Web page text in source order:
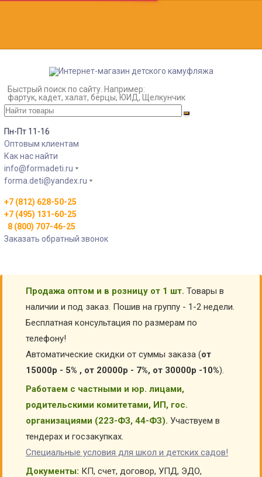
Быстрый поиск по сайту. Например:
фартук, кадет, халат, берцы, ЮИД, Щелкунчик
Пн-Пт 11-16
Оптовым клиентам
Как нас найти
info@formadeti.ru
forma.deti@yandex.ru
+7 (812) 628-50-25
+7 (495) 131-60-25
8 (800) 707-46-25
Заказать обратный звонок
Продажа оптом и в розницу от 1 шт. Товары в
наличии и под заказ. Пошив на группу - 1-2 недели.
Бесплатная консультация по размерам по
телефону!
Автоматические скидки от суммы заказа (от
15000р - 5% , от 20000р - 7%, от 30000р -10%).
Работаем с частными и юр. лицами,
родительскими комитетами, ИП, гос.
организациями (223-ФЗ, 44-ФЗ). Участвуем в
тендерах и госзакупках.
Специальные условия для школ и детских садов!
Документы: КП, счет, договор, УПД, ЭДО,